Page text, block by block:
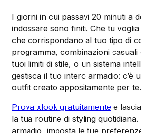
I giorni in cui passavi 20 minuti a
indossare sono finiti. Che tu voglia
che corrispondano al tuo tipo di
programma, combinazioni casuali
tuoi limiti di stile, o un sistema
gestisca il tuo intero armadio: c’è
outfit creato appositamente per te.
Prova xlook gratuitamente e
la tua routine di styling quotidiana.
armadio, imposta le tue